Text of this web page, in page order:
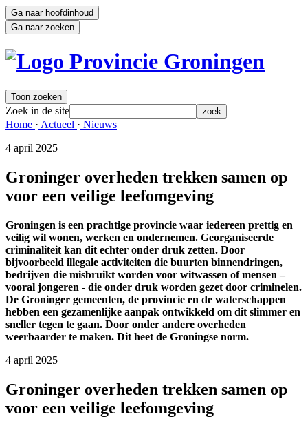
Ga naar hoofdinhoud
Ga naar zoeken
Toon zoeken
Zoek in de site zoek
Home · Actueel · Nieuws
4 april 2025
Groninger overheden trekken samen op
voor een veilige leefomgeving
Groningen is een prachtige provincie waar iedereen prettig en
veilig wil wonen, werken en ondernemen. Georganiseerde
criminaliteit kan dit echter onder druk zetten. Door
bijvoorbeeld illegale activiteiten die buurten binnendringen,
bedrijven die misbruikt worden voor witwassen of mensen –
vooral jongeren - die onder druk worden gezet door criminelen.
De Groninger gemeenten, de provincie en de waterschappen
hebben een gezamenlijke aanpak ontwikkeld om dit slimmer en
sneller tegen te gaan. Door onder andere overheden
weerbaarder te maken. Dit heet de Groningse norm.
4 april 2025
Groninger overheden trekken samen op
voor een veilige leefomgeving